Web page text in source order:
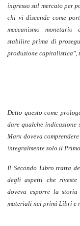
ingresso sul mercato per
chi vi discende come
meccanismo monetario
stabilire prima di
produzione capitalistica",
* *
Detto questo come
dare qualche
Marx doveva
integralmente solo il
Il Secondo Libro tratta
degli aspetti che riveste
doveva esporre la
materiali nei primi Libri e